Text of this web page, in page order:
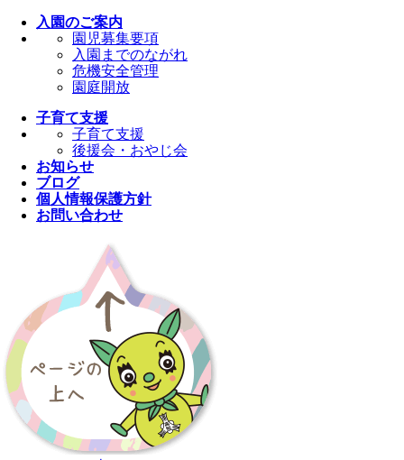
入園のご案内
園児募集要項
入園までのながれ
危機安全管理
園庭開放
子育て支援
子育て支援
後援会・おやじ会
お知らせ
ブログ
個人情報保護方針
お問い合わせ